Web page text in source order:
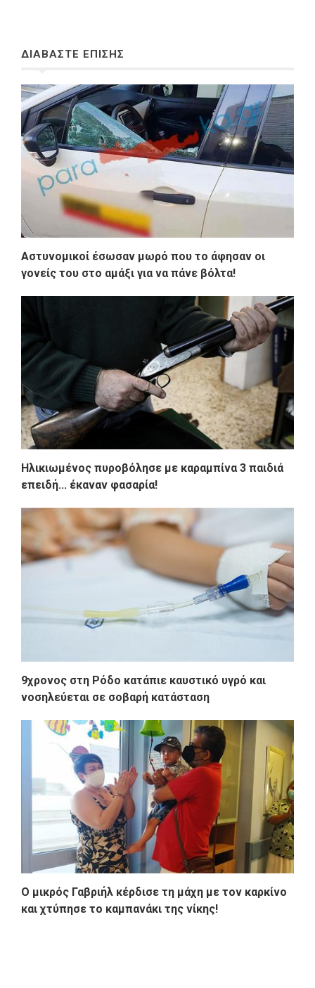
ΔΙΑΒΑΣΤΕ ΕΠΙΣΗΣ
Αστυνομικοί έσωσαν μωρό που το άφησαν οι
γονείς του στο αμάξι για να πάνε βόλτα!
Ηλικιωμένος πυροβόλησε με καραμπίνα 3 παιδιά
επειδή... έκαναν φασαρία!
9χρονος στη Ρόδο κατάπιε καυστικό υγρό και
νοσηλεύεται σε σοβαρή κατάσταση
Ο μικρός Γαβριήλ κέρδισε τη μάχη με τον καρκίνο
και χτύπησε το καμπανάκι της νίκης!